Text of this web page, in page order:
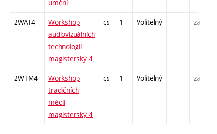
umění
2WAT4
Workshop
audiovizuálních
technologií
magisterský 4
cs 1 Volitelný - zá
2WTM4
Workshop
tradičních
médií
magisterský 4
cs 1 Volitelný - zá